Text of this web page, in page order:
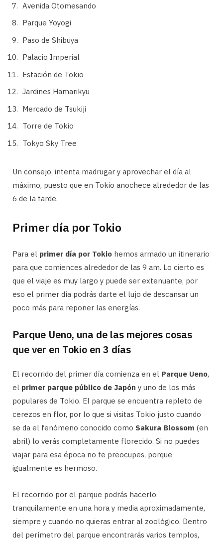
Avenida Otomesando
Parque Yoyogi
Paso de Shibuya
Palacio Imperial
Estación de Tokio
Jardines Hamarikyu
Mercado de Tsukiji
Torre de Tokio
Tokyo Sky Tree
Un consejo, intenta madrugar y aprovechar el día al
máximo, puesto que en Tokio anochece alrededor de las
6 de la tarde.
Primer día por Tokio
Para el primer día por Tokio hemos armado un itinerario
para que comiences alrededor de las 9 am. Lo cierto es
que el viaje es muy largo y puede ser extenuante, por
eso el primer día podrás darte el lujo de descansar un
poco más para reponer las energías.
Parque Ueno, una de las mejores cosas
que ver en Tokio en 3 días
El recorrido del primer día comienza en el Parque Ueno,
el primer parque público de Japón y uno de los más
populares de Tokio. El parque se encuentra repleto de
cerezos en flor, por lo que si visitas Tokio justo cuando
se da el fenómeno conocido como Sakura Blossom (en
abril) lo verás completamente florecido. Si no puedes
viajar para esa época no te preocupes, porque
igualmente es hermoso.
El recorrido por el parque podrás hacerlo
tranquilamente en una hora y media aproximadamente,
siempre y cuando no quieras entrar al zoológico. Dentro
del perímetro del parque encontrarás varios templos,